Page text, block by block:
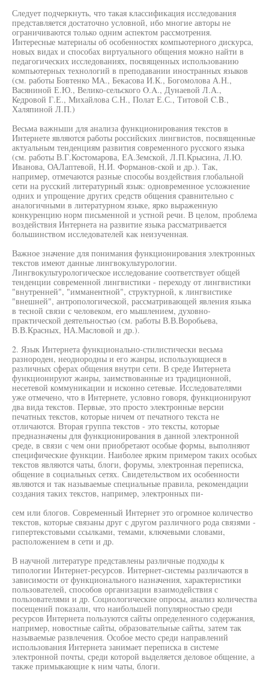
Следует подчеркнуть, что такая классификация исследования
представляется достаточно условной, ибо многие авторы не
ограничиваются только одним аспектом рассмотрения.
Интересные материалы об особенностях компьютерного дискурса,
новых видах и способах виртуального общения можно найти в
педагогических исследованиях, посвященных использованию
компьютерных технологий в преподавании иностранных языков
(см. работы Бовтенко MA., Бекасова И.К., Богомолова А.Н.,
Васяниной Е.Ю., Велико-сельского O.A., Дунаевой Л.А.,
Кедровой Г.Е., Михайлова С.Н., Полат Е.С., Титовой C.B.,
Халяпиной Л.П.)
Весьма важньши для анализа функционирования текстов в
Интернете являются работы российских лингвистов, посвященные
актуальным тенденциям развития современного русского языка
(см. работы В.Г.Костомарова, ЕА.Земской, Л.П.Крысина, Л.Ю.
Иванова, ОАЛаптевой, Н.И. Форманов-ской и др.). Так,
например, отмечаются разные способы воздействия глобальной
сети на русский литературный язык: одновременное усложнение
одних и упрощение других средств общения сравнительно с
аналогичными в литературном языке, ярко выраженную
конкуренцию норм письменной и устной речи. В целом, проблема
воздействия Интернета на развитие языка рассматривается
большинством исследователей как неизученная.
Важное значение для понимания функционирования электронных
текстов имеют данные лингвокультурологии.
Лингвокультурологическое исследование соответствует общей
тенденции современной лингвистики - переходу от лингвистики
"внутренней", "имманентной", структурной, к лингвистике
"внешней", антропологической, рассматривающей явления языка
в тесной связи с человеком, его мышлением, духовно-
практической деятельностью (см. работы В.В.Воробьева,
В.В.Красных, НА.Масловой и др.).
2. Язык Интернета функционально-стилистически весьма
разнороден, неоднородны и его жанры, использующиеся в
различных сферах общения внутри сети. В среде Интернета
функционируют жанры, заимствованные из традиционной,
несетевой коммуникации и исконно сетевые. Исследователями
уже отмечено, что в Интернете, условно говоря, функционируют
два вида текстов. Первые, это просто электронные версии
печатных текстов, которые ничем от печатного текста не
отличаются. Вторая группа текстов - это тексты, которые
предназначены для функционирования в данной электронной
среде, в связи с чем они приобретают особые формы, выполняют
специфические функции. Наиболее ярким примером таких особых
текстов являются чаты, блоги, форумы, электронная переписка,
общение в социальных сетях. Свидетельством их особенности
являются и так называемые специальные правила, рекомендации
создания таких текстов, например, электронных пи-
сем или блогов. Современный Интернет это огромное количество
текстов, которые связаны друг с другом различного рода связями -
гипертекстовыми ссылками, темами, ключевыми словами,
расположением в сети и др.
В научной литературе представлены различные подходы к
типологии Интернет-ресурсов. Интернет-системы различаются в
зависимости от функционального назначения, характеристики
пользователей, способов организации взаимодействия с
пользователями и др. Социологические опросы, анализ количества
посещений показали, что наибольшей популярностью среди
ресурсов Интернета пользуются сайты определенного содержания,
например, новостные сайты, образовательные сайты, затем так
называемые развлечения. Особое место среди направлений
использования Интернета занимает переписка в системе
электронной почты, среди которой выделяется деловое общение, а
также примыкающие к ним чаты, блоги.